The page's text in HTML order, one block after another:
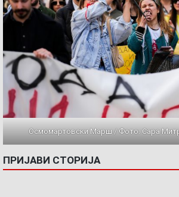
Осмомартовски Марш / Фото: Сара
ПРИЈАВИ СТОРИЈА